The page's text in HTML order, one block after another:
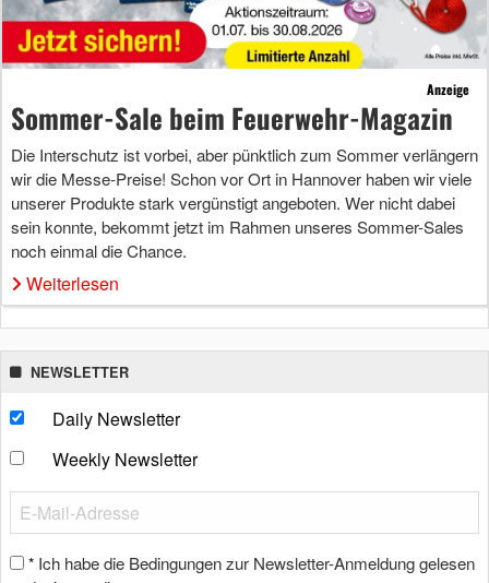
Anzeige
Sommer-Sale beim Feuerwehr-Magazin
Die Interschutz ist vorbei, aber pünktlich zum Sommer verlängern
wir die Messe-Preise! Schon vor Ort in Hannover haben wir viele
unserer Produkte stark vergünstigt angeboten. Wer nicht dabei
sein konnte, bekommt jetzt im Rahmen unseres Sommer-Sales
noch einmal die Chance.
Weiterlesen
NEWSLETTER
Daily Newsletter
Weekly Newsletter
* Ich habe die Bedingungen zur Newsletter-Anmeldung gelesen